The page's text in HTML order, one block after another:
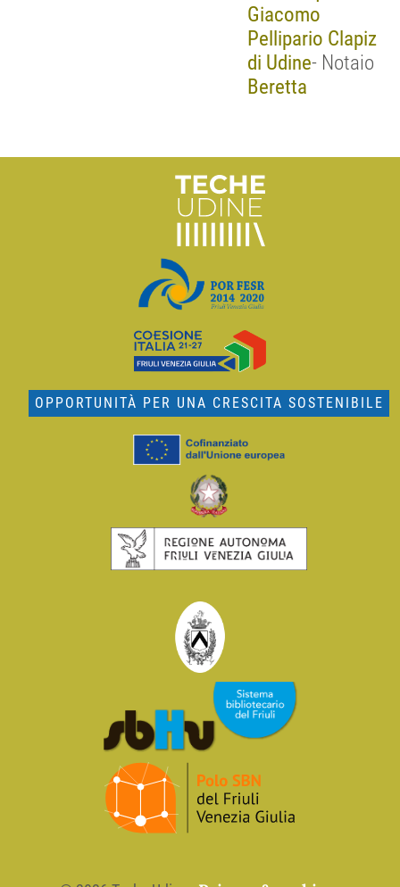
Giacomo
Pellipario Clapiz
di Udine- Notaio
Beretta
OPPORTUNITÀ PER UNA CRESCITA SOSTENIBILE